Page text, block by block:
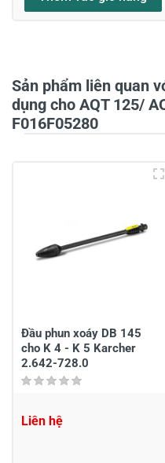
Tiêu đề của nhận xét *
Sản phẩm liên quan
dụng cho AQT 125/
F016F05280
Đầu phun xoáy DB 145
cho K 4 - K 5 Karcher
2.642-728.0
Liên hệ